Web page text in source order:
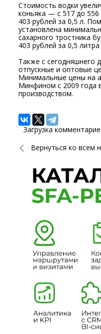
Стоимость водки
коньяка — с 517 до
403 рублей за 0,5 л.
установлена
сахарного тростника
403 рублей за 0,5
Также с сегодняшнего
отпускные и оптовые
Минимальные цены на
Минфином с 2009 года
производством.
Загрузка
Вернуться ко всем